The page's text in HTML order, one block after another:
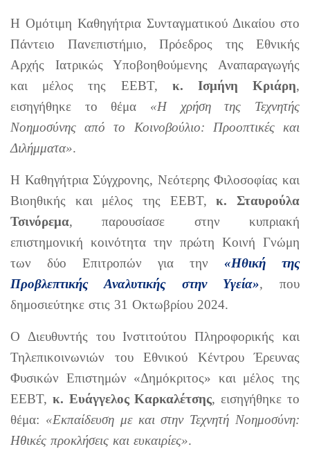
Η Ομότιμη Καθηγήτρια Συνταγματικού Δικαίου στο
Πάντειο Πανεπιστήμιο, Πρόεδρος της Εθνικής
Αρχής Ιατρικώς Υποβοηθούμενης Αναπαραγωγής
και μέλος της ΕΕΒΤ, κ. Ισμήνη Κριάρη,
εισηγήθηκε το θέμα «Η χρήση της Τεχνητής
Νοημοσύνης από το Κοινοβούλιο: Προοπτικές και
Διλήμματα».
Η Καθηγήτρια Σύγχρονης, Νεότερης Φιλοσοφίας και
Βιοηθικής και μέλος της ΕΕΒΤ,κ. Σταυρούλα
Τσινόρεμα, παρουσίασε στην κυπριακή
επιστημονική κοινότητα την πρώτη Κοινή Γνώμη
των δύο Επιτροπών για την «Ηθική της
Προβλεπτικής Αναλυτικής στην Υγεία», που
δημοσιεύτηκε στις 31 Οκτωβρίου 2024.
Ο Διευθυντής του Ινστιτούτου Πληροφορικής και
Τηλεπικοινωνιών του Εθνικού Κέντρου Έρευνας
Φυσικών Επιστημών «Δημόκριτος» και μέλος της
ΕΕΒΤ, κ. Ευάγγελος Καρκαλέτσης, εισηγήθηκε το
θέμα: «Εκπαίδευση με και στην Τεχνητή Νοημοσύνη:
Ηθικές προκλήσεις και ευκαιρίες».